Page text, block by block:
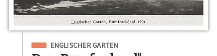
Eingeordnet unter
ENGLISCHER GARTEN